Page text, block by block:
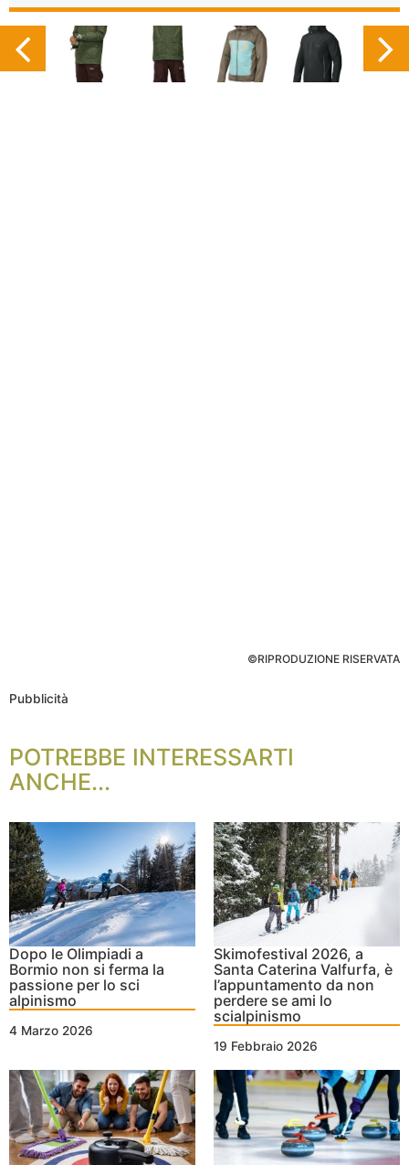
©RIPRODUZIONE RISERVATA
Pubblicità
POTREBBE INTERESSARTI
ANCHE...
Dopo le Olimpiadi a
Bormio non si ferma la
passione per lo sci
alpinismo
4 Marzo 2026
Skimofestival 2026, a
Santa Caterina Valfurfa, è
l’appuntamento da non
perdere se ami lo
scialpinismo
19 Febbraio 2026